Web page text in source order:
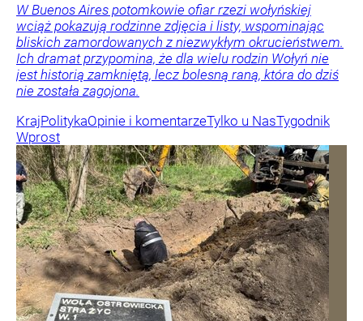
W Buenos Aires potomkowie ofiar rzezi wołyńskiej
wciąż pokazują rodzinne zdjęcia i listy, wspominając
bliskich zamordowanych z niezwykłym okrucieństwem.
Ich dramat przypomina, że dla wielu rodzin Wołyń nie
jest historią zamkniętą, lecz bolesną raną, która do dziś
nie została zagojona.
KrajPolitykaOpinie i komentarzeTylko u NasTygodnik
Wprost